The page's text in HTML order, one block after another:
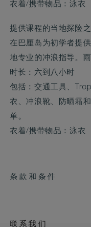
衣着/携带物品：泳衣
提供课程的当地探险
在巴厘岛为初学者提
地专业的冲浪指导。雨
时长：六到八小时
包括：交通工具、
衣、冲浪靴、防晒霜
单。
衣着/携带物品：泳衣
条款和条件
联系我们